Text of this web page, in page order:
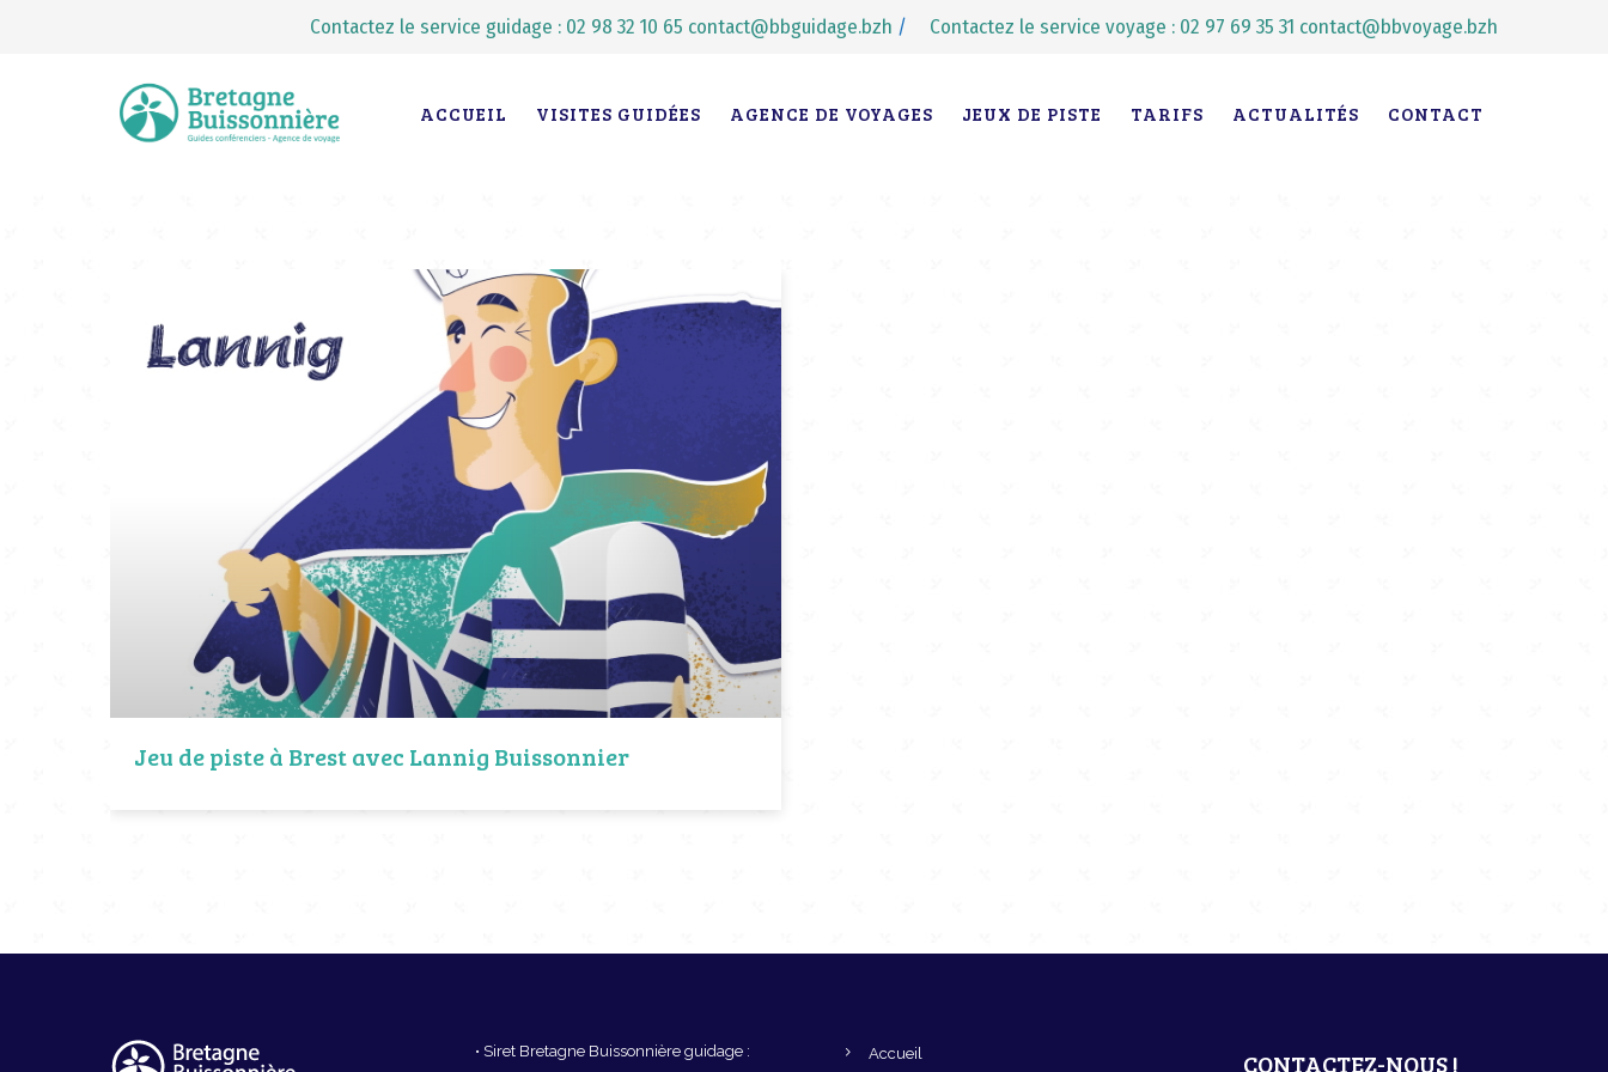
Contactez le service guidage : 02 98 32 10 65 contact@bbguidage.bzh / Contactez le service voyage : 02 97 69 35 31 contact@bbvoyage.bzh
ACCUEIL VISITES GUIDÉES AGENCE DE VOYAGES JEUX DE PISTE TARIFS ACTUALITÉS CONTACT
Jeu de piste à Brest avec Lannig Buissonnier
• Siret Bretagne Buissonnière guidage :
Accueil CONTACTEZ-NOUS !